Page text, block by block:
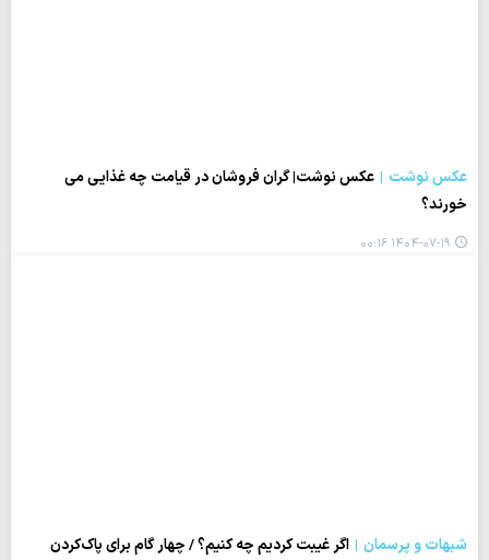
عکس نوشت
عکس نوشت| گران فروشان در قیامت چه غذایی می
خورند؟
۱۴۰۴-۰۷-۱۹ ۰۰:۱۶
شبهات و پرسمان
اگر غیبت کردیم چه کنیم؟ / چهار گام برای پاک‌کردن